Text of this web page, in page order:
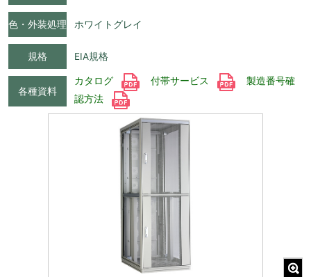
色・外装処理 ホワイトグレイ
規格 EIA規格
各種資料
カタログ 付帯サービス
製造番号確
認方法